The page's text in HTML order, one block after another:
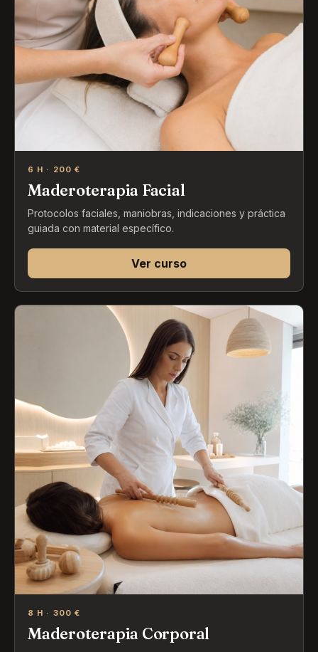
6 H · 200 €
Maderoterapia Facial
Protocolos faciales, maniobras, indicaciones y práctica
guiada con material específico.
Ver curso
8 H · 300 €
Maderoterapia Corporal